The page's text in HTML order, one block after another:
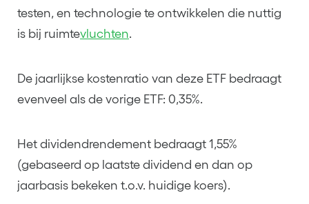
testen, en technologie te ontwikkelen die nuttig
is bij ruimtevluchten.
De jaarlijkse kostenratio van deze ETF bedraagt
evenveel als de vorige ETF: 0,35%.
Het dividendrendement bedraagt 1,55%
(gebaseerd op laatste dividend en dan op
jaarbasis bekeken t.o.v. huidige koers).